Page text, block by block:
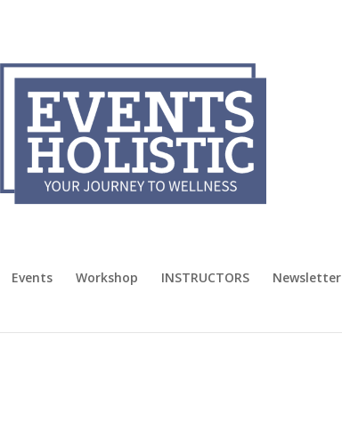
Events Workshop INSTRUCTORS Newsletter